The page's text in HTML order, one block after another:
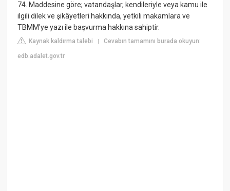
74. Maddesine göre; vatandaşlar, kendileriyle veya kamu ile
ilgili dilek ve şikâyetleri hakkında, yetkili makamlara ve
TBMM'ye yazı ile başvurma hakkına sahiptir.
Kaynak kaldırma talebi |Cevabın tamamını burada okuyun:
edb.adalet.gov.tr